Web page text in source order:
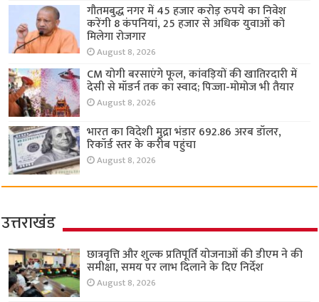
गौतमबुद्ध नगर में 45 हजार करोड़ रुपये का निवेश
करेंगी 8 कंपनियां, 25 हजार से अधिक युवाओं को
मिलेगा रोजगार
August 8, 2026
CM योगी बरसाएंगे फूल, कांवड़ियों की खातिरदारी में
देसी से मॉडर्न तक का स्वाद; पिज्जा-मोमोज भी तैयार
August 8, 2026
भारत का विदेशी मुद्रा भंडार 692.86 अरब डॉलर,
रिकॉर्ड स्तर के करीब पहुंचा
August 8, 2026
उत्तराखंड
छात्रवृत्ति और शुल्क प्रतिपूर्ति योजनाओं की डीएम ने की
समीक्षा, समय पर लाभ दिलाने के दिए निर्देश
August 8, 2026